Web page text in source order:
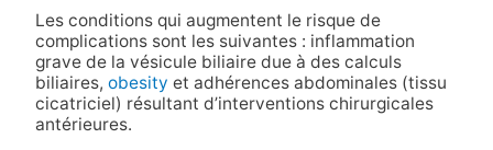
Les conditions qui augmentent le risque de
complications sont les suivantes : inflammation
grave de la vésicule biliaire due à des calculs
biliaires, obesity et adhérences abdominales (tissu
cicatriciel) résultant d’interventions chirurgicales
antérieures.